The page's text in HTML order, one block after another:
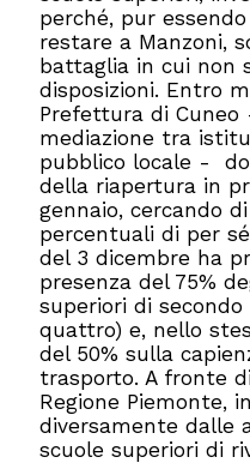
perché, pur
restare a Manzoni,
battaglia in cui non
disposizioni. Entro
Prefettura di
mediazione tra
pubblico locale -
della riapertura in
gennaio, cercando
percentuali di per
del 3 dicembre ha
presenza del 75%
superiori di
quattro) e, nello
del 50% sulla
trasporto. A fronte
Regione Piemonte,
diversamente dalle
scuole superiori di